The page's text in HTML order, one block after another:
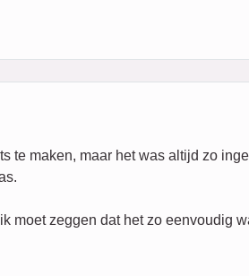
te maken, maar het was altijd zo
moet zeggen dat het zo eenvoudig